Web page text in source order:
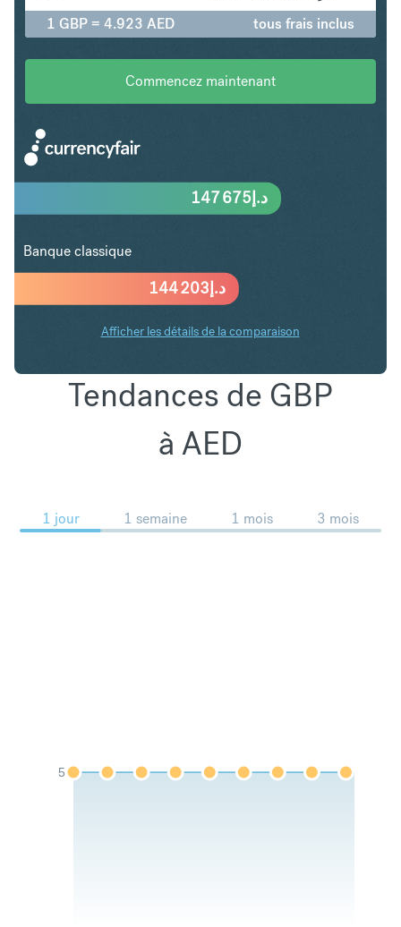
1 GBP = 4.923 AED tous frais inclus
Commencez maintenant
د.إ144 203
د.إ147 675
Banque classique
Afficher les détails de la comparaison
Tendances de GBP
à AED
1 jour 1 semaine 1 mois 3 mois
5